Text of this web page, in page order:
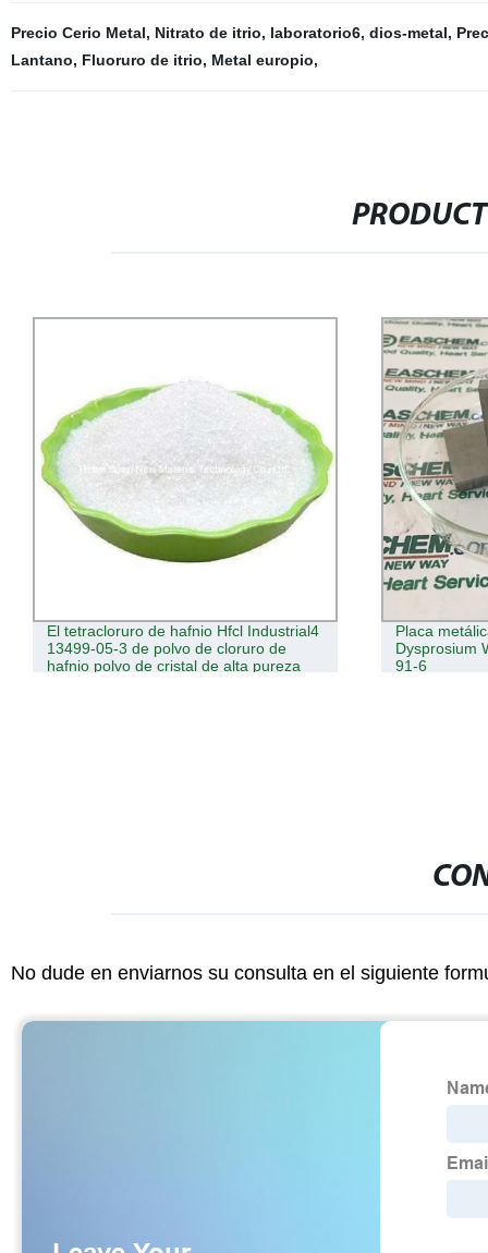
Precio Cerio Metal, Nitrato de itrio, laboratorio6, dios-metal,
Lantano, Fluoruro de itrio, Metal europio,
El tetracloruro de hafnio Hfcl Industrial4
13499-05-3 de polvo de cloruro de
hafnio polvo de cristal de alta pureza
Placa
Dysprosium
91-6
No dude en enviarnos su consulta en el siguiente